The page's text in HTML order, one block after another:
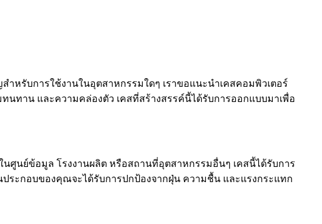
หรับการใช้งานในอุตสาหกรรมใดๆ เราขอแนะนำเคสคอมพิวเตอร์
ทาน และความคล่องตัว เคสที่สร้างสรรค์นี้ได้รับการออกแบบมาเพื่อ
ศูนย์ข้อมูล โรงงานผลิต หรือสถานที่อุตสาหกรรมอื่นๆ เคสนี้ได้รับการ
ะกอบของคุณจะได้รับการปกป้องจากฝุ่น ความชื้น และแรงกระแทก